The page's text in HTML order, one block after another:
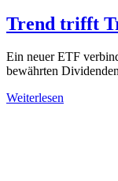
Trend trifft
Ein neuer ETF
bewährten
Weiterlesen